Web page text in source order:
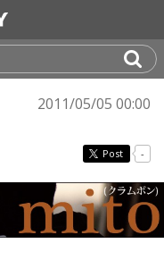
2011/05/05 00:00
Post -